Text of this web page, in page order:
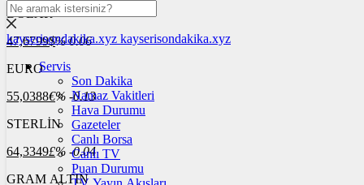
DOLAR
47,6799$% 0.06
EURO
55,0388€% -0.13
STERLİN
64,3349£% -0.04
GRAM ALTIN
kayserisondakika.xyz kayserisondakika.xyz
Servis
Son Dakika
Namaz Vakitleri
Hava Durumu
Gazeteler
Canlı Borsa
Canlı TV
Puan Durumu